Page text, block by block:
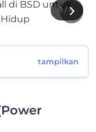
1/ 4
tampilkan